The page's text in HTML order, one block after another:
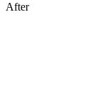
After